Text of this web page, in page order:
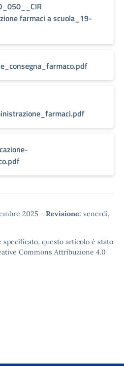
farmaci a scuola_19-
2025 - Revisione: venerdì,
specificato, questo articolo è stato
Commons Attribuzione 4.0